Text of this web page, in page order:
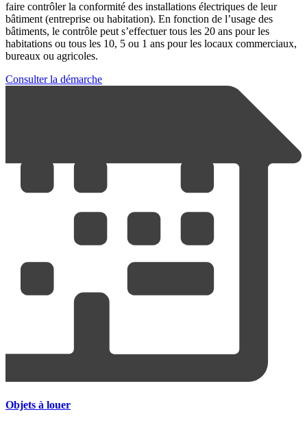
faire contrôler la conformité des installations électriques de leur
bâtiment (entreprise ou habitation). En fonction de l’usage des
bâtiments, le contrôle peut s’effectuer tous les 20 ans pour les
habitations ou tous les 10, 5 ou 1 ans pour les locaux commerciaux,
bureaux ou agricoles.
Consulter la démarche
Objets à louer